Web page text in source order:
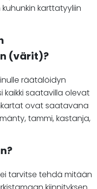
karttatyyliin
(värit)?
räätälöidyn
kaikki saatavilla olevat
ovat saatavana
tammi, kastanja,
tarvitse tehdä mitään